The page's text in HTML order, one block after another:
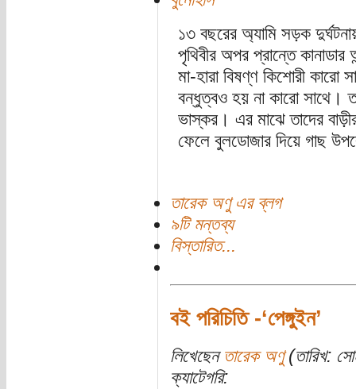
১৩ বছরের অ্যামি সড়ক
পৃথিবীর অপর প্রান্তে কানাডার
মা-হারা বিষণ্ণ কিশোরী কারো
বন্ধুত্বও হয় না কারো সাথে।
ভাস্কর। এর মাঝে তাদের
ফেলে বুলডোজার দিয়ে গাছ
তারেক অণু এর ব্লগ
৯টি মন্তব্য
বিস্তারিত...
বই পরিচিতি -‘পেঙ্গুইন’
লিখেছেন তারেক অণু(তারিখ:
ক্যাটেগরি: